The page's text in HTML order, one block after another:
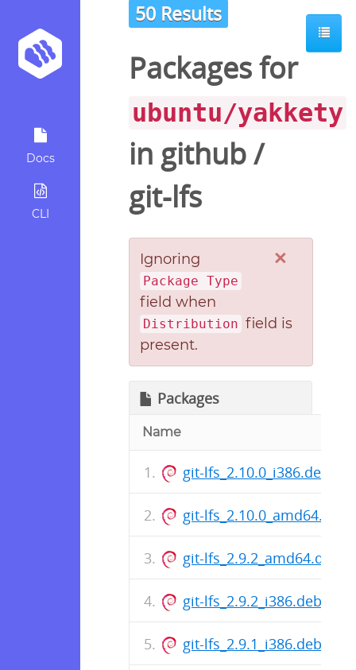
Docs
CLI
50 Results
Packages for
ubuntu/yakkety
in github/
git-lfs
×
Ignoring
Package Type
field when
Distribution field is
present.
Packages
Name
git-lfs_2.10.0_i386.deb
git-lfs_2.10.0_amd64.deb
git-lfs_2.9.2_amd64.deb
git-lfs_2.9.2_i386.deb
git-lfs_2.9.1_i386.deb